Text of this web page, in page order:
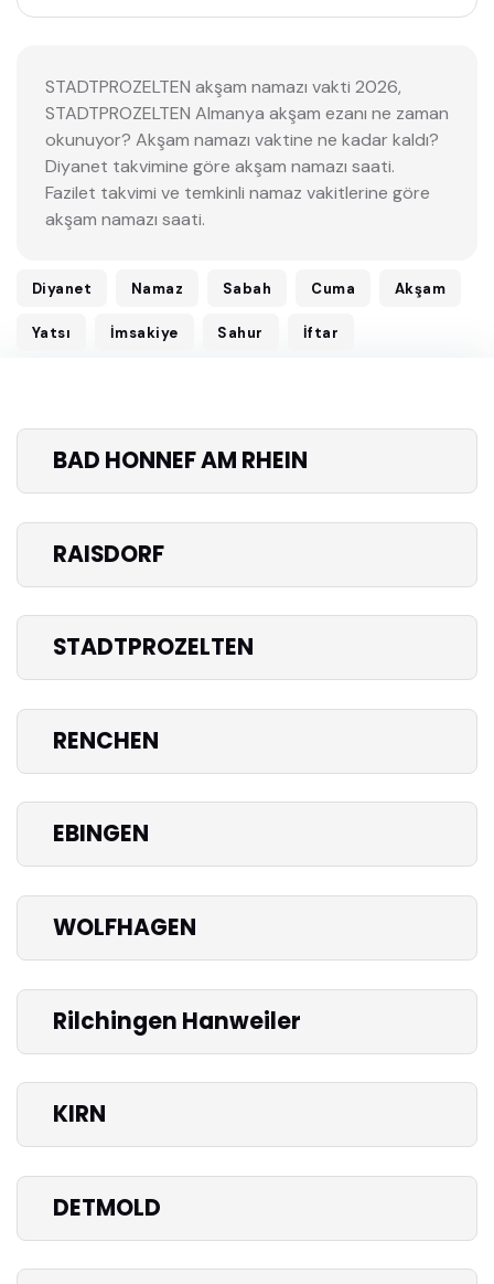
STADTPROZELTEN akşam namazı vakti 2026,
STADTPROZELTEN Almanya akşam ezanı ne zaman
okunuyor? Akşam namazı vaktine ne kadar kaldı?
Diyanet takvimine göre akşam namazı saati.
Fazilet takvimi ve temkinli namaz vakitlerine göre
akşam namazı saati.
Diyanet Namaz Sabah Cuma Akşam
Yatsı İmsakiye Sahur İftar
BAD HONNEF AM RHEIN
RAISDORF
STADTPROZELTEN
RENCHEN
EBINGEN
WOLFHAGEN
Rilchingen Hanweiler
KIRN
DETMOLD